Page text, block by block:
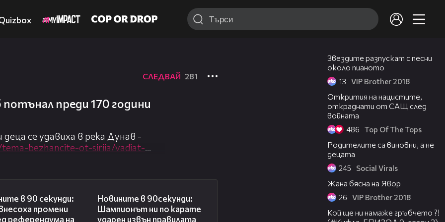
СЛЕДВАЙ 281
преди 170 години
се удавиха в река Дунав -
bezhancite-ot-siriia/vadiat-
6058703
edin-den-shte-se-usmihna-
не си починах“, това каза
Хилари Клинтън -
в 90 секунди:
промени
референдума на
Новините в 90секунди:
Шампионът ни по карате
ударен извън правилата
Звездите разпускат с песни
около пианото
13 VIP Brother 2018
Открития на нацистите,
откраднати от САЩ след
войната
486 Top Of The Tops
Родителите са виновни, а не
децата
245 Social Virals
Жана бясна на Явор
26 VIP Brother 2018
Кой ще ни намаже гръбчето ?!